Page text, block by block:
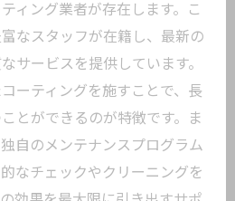
光る成功事例の紹介
ングの選択で失敗しがちな
ーコーティングの選び方
ぶメンテナンスの重要性
の基礎知識とアプローチ法
ィング業者が存在します。こ
なスタッフが在籍し、最新の
サービスを提供しています。
ーティングを施すことで、長
とができるのが特徴です。ま
自のメンテナンスプログラム
なチェックやクリーニングを